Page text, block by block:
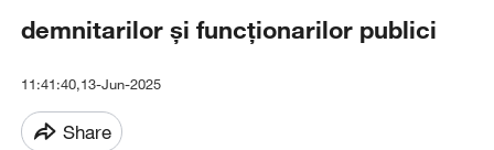
demnitarilor și funcționarilor publici
11:41:40,13-Jun-2025
Share